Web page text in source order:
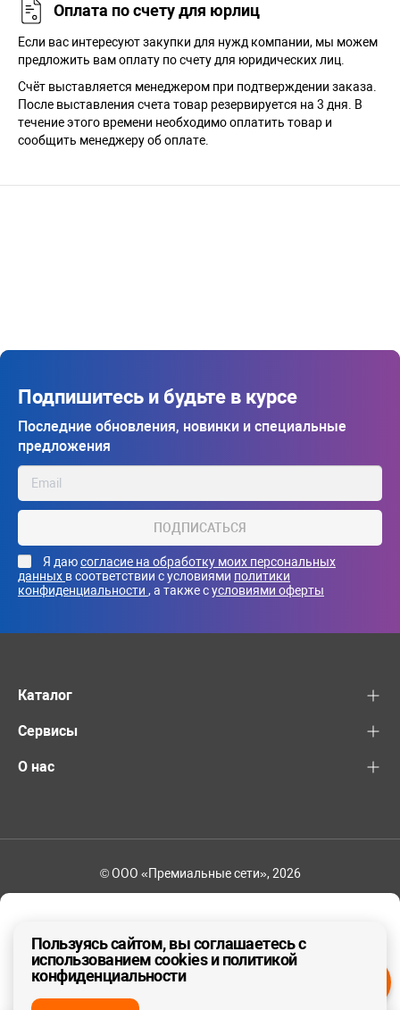
ДА, ВЕРНО
Оплата по счету для юрлиц
Если вас интересуют закупки для нужд компании, мы можем
предложить вам оплату по счету для юридических лиц.
Счёт выставляется менеджером при подтверждении заказа.
После выставления счета товар резервируется на 3 дня. В
течение этого времени необходимо оплатить товар и
сообщить менеджеру об оплате.
Подпишитесь и будьте в курсе
Последние обновления, новинки и специальные
предложения
ПОДПИСАТЬСЯ
Я даюсогласие на обработку моих персональных
данных в соответствии с условиями политики
конфиденциальности , а также сусловиями оферты
Каталог
Сервисы
О нас
© ООО «Премиальные сети», 2026
Пользуясь сайтом, вы соглашаетесь с
использованием cookies и политикой
конфиденциальности